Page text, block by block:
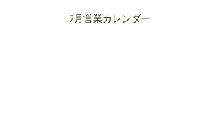
7月営業カレンダー